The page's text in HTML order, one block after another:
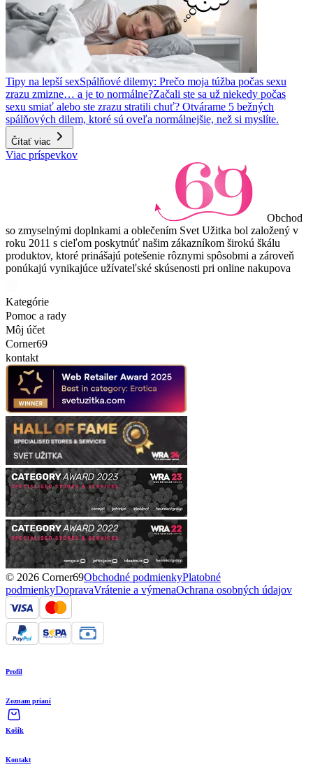
Tipy na lepší sexSpálňové dilemy: Prečo moja túžba počas sexu
zrazu zmizne… a je to normálne?Začali ste sa už niekedy počas
sexu smiať alebo ste zrazu stratili chuť? Otvárame 5 bežných
spálňových dilem, ktoré sú oveľa normálnejšie, než si myslíte.
Čítať viac
Viac príspevkov
Obchod
so zmyselnými doplnkami a oblečením Svet Užitka bol založený v
roku 2011 s cieľom poskytnúť našim zákazníkom širokú škálu
produktov, ktoré prinášajú potešenie rôznymi spôsobmi a zároveň
ponúkajú vynikajúce užívateľské skúsenosti pri online nakupova
Kategórie
Pomoc a rady
Môj účet
Corner69
kontakt
© 2026 Corner69Obchodné podmienkyPlatobné
podmienkyDopravaVrátenie a výmenaOchrana osobných údajov
Profil
Zoznam prianí
Košík
Kontakt